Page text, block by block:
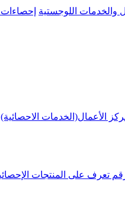
والخدمات اللوجستية إحصاءات
الأعمال(الخدمات الاحصائية)
تعرف على المنتجات